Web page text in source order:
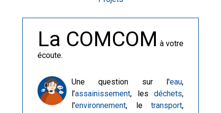
La COMCOM à votre
écoute.
Une question sur l'eau,
l’assainissement, lesdéchets,
l'environnement, letransport,